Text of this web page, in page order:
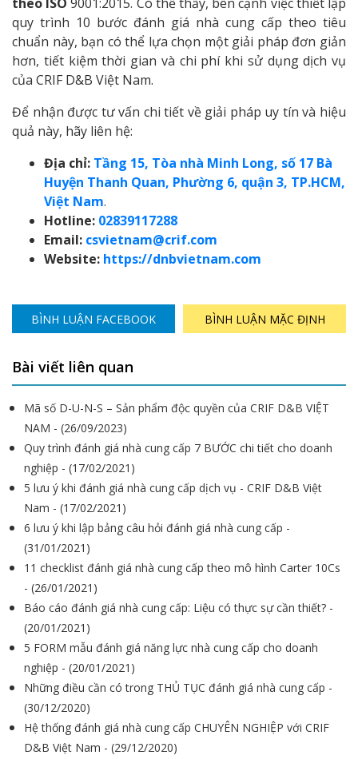
quy trình 10 bước đánh giá nhà cung cấp theo tiêu
chuẩn này, bạn có thể lựa chọn một giải pháp đơn giản
hơn, tiết kiệm thời gian và chi phí khi sử dụng dịch vụ
của CRIF D&B Việt Nam.
Để nhận được tư vấn chi tiết về giải pháp uy tín và hiệu
quả này, hãy liên hệ:
Địa chỉ: Tầng 15, Tòa nhà Minh Long, số 17 Bà
Huyện Thanh Quan, Phường 6, quận 3, TP.HCM,
Việt Nam.
Hotline: 02839117288
Email: csvietnam@crif.com
Website: https://dnbvietnam.com
BÌNH LUẬN FACEBOOK BÌNH LUẬN MẶC ĐỊNH
Bài viết liên quan
Mã số D-U-N-S – Sản phẩm độc quyền của CRIF D&B VIỆT
NAM - (26/09/2023)
Quy trình đánh giá nhà cung cấp 7 BƯỚC chi tiết cho doanh
nghiệp - (17/02/2021)
5 lưu ý khi đánh giá nhà cung cấp dịch vụ - CRIF D&B Việt
Nam - (17/02/2021)
6 lưu ý khi lập bảng câu hỏi đánh giá nhà cung cấp -
(31/01/2021)
11 checklist đánh giá nhà cung cấp theo mô hình Carter 10Cs
- (26/01/2021)
Báo cáo đánh giá nhà cung cấp: Liệu có thực sự cần thiết? -
(20/01/2021)
5 FORM mẫu đánh giá năng lực nhà cung cấp cho doanh
nghiệp - (20/01/2021)
Những điều cần có trong THỦ TỤC đánh giá nhà cung cấp -
(30/12/2020)
Hệ thống đánh giá nhà cung cấp CHUYÊN NGHIỆP với CRIF
D&B Việt Nam - (29/12/2020)